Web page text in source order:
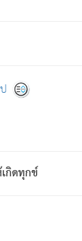
กิดทุกข์
งปวง นั้นคือนิพพ
ไม่เปลี่ยนแปล
รพิมพ์ครั้งล่าสุด